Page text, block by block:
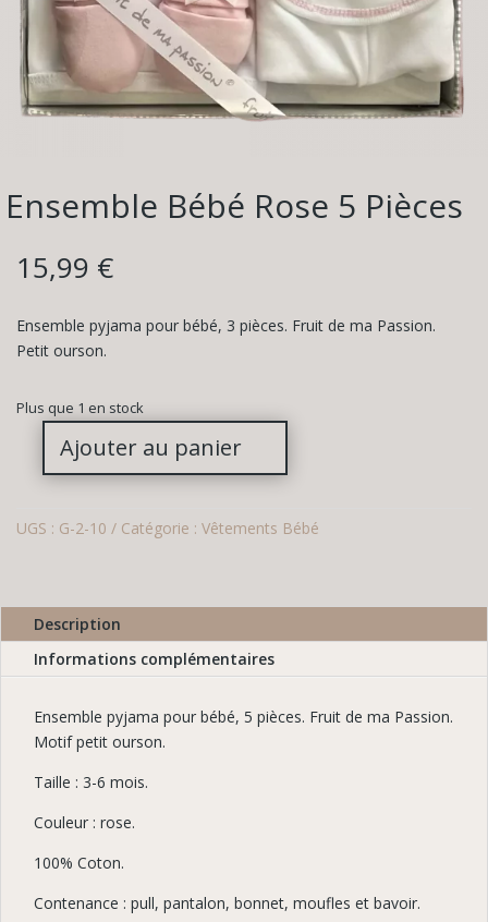
Ensemble Bébé Rose 5 Pièces
15,99 €
Ensemble pyjama pour bébé, 3 pièces. Fruit de ma Passion.
Petit ourson.
Plus que 1 en stock
quantité
Bébé
Pièces
Ajouter au panier
UGS : G-2-10 Catégorie : Vêtements Bébé
Description
Informations complémentaires
Ensemble pyjama pour bébé, 5 pièces. Fruit de ma Passion.
Motif petit ourson.
Taille : 3-6 mois.
Couleur : rose.
100% Coton.
Contenance : pull, pantalon, bonnet, moufles et bavoir.